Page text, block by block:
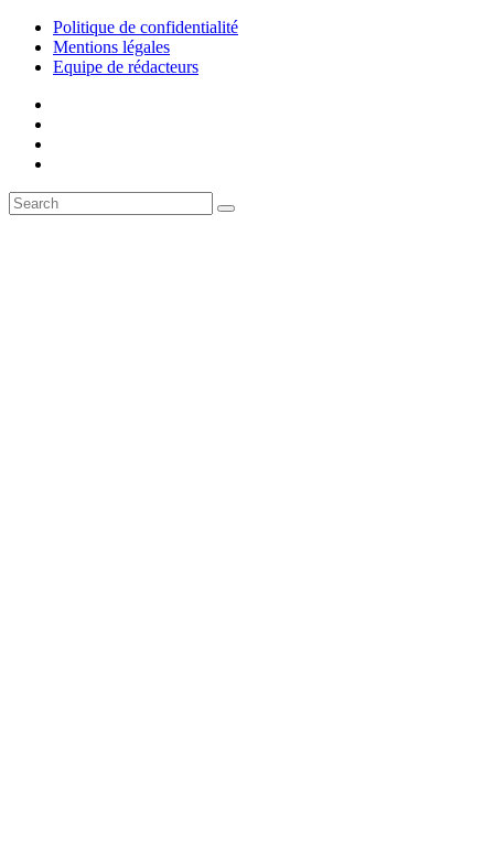
Politique de confidentialité
Mentions légales
Equipe de rédacteurs